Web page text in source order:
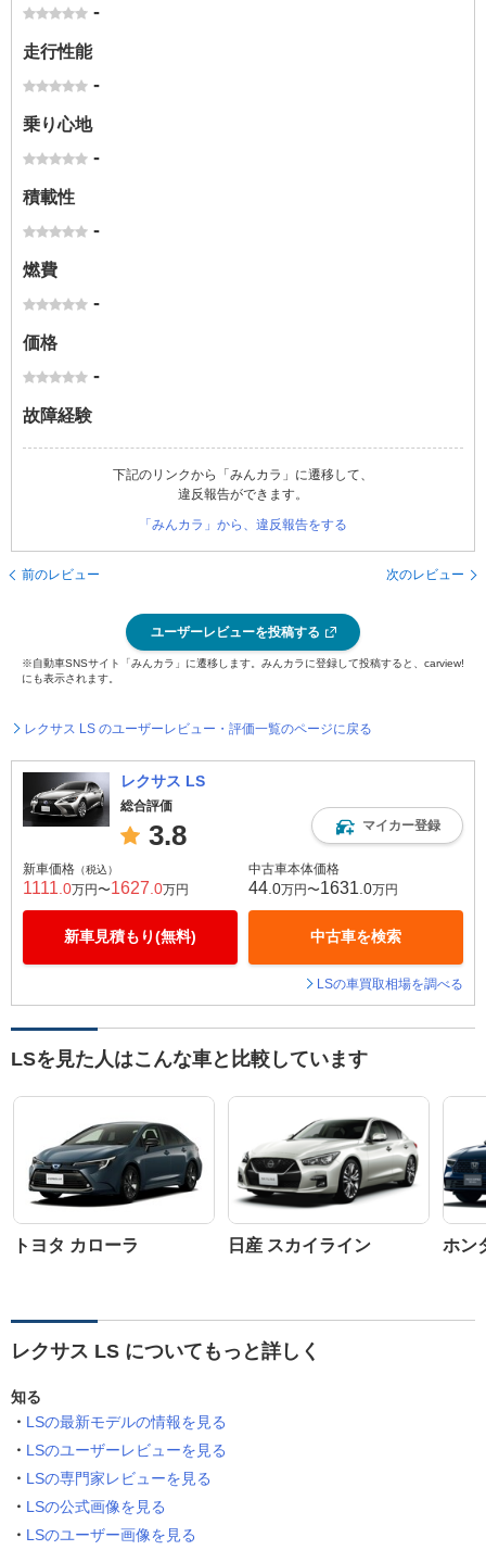
-
走行性能
-
乗り心地
-
積載性
-
燃費
-
価格
-
故障経験
下記のリンクから「みんカラ」に遷移して、
違反報告ができます。
「みんカラ」から、違反報告をする
前のレビュー 次のレビュー
ユーザーレビューを投稿する
※自動車SNSサイト「みんカラ」に遷移します。みんカラに登録して投稿すると、carview!
にも表示されます。
レクサス LS のユーザーレビュー・評価一覧のページに戻る
レクサス LS
総合評価
3.8 マイカー登録
新車価格 （税込）
1111 .0万円〜1627 .0万円
新車見積もり(無料)
中古車本体価格
44 .0万円〜1631 .0万円
中古車を検索
LSの車買取相場を調べる
LSを見た人はこんな車と比較しています
トヨタ カローラ 日産 スカイライン ホン
レクサス LS についてもっと詳しく
知る
LSの最新モデルの情報を見る
LSのユーザーレビューを見る
LSの専門家レビューを見る
LSの公式画像を見る
LSのユーザー画像を見る